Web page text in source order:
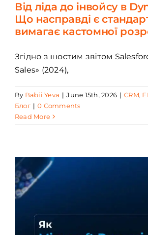
Від ліда до інвойсу в
Що насправді є
вимагає кастомної
Згідно з шостим звітом
Sales» (2024),
By Babii Yeva | June 15th, 2026 | CRM,
Блог | 0 Comments
Read More